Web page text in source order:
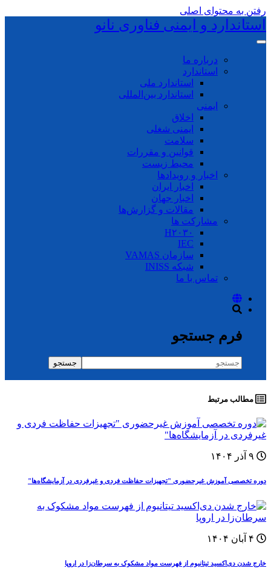
رفتن به محتوای اصلی
استاندارد و ایمنی فناوری نانو
درباره ما
استاندارد
استاندارد ملی
استاندارد بین‌المللی
ایمنی
اخلاق
ایمنی شغلی
سلامت
قوانین و مقررات
محیط زیست
اخبار و رویدادها
اخبار ایران
اخبار جهان
مقالات و گزارش‌ها
مشارکت ها
H۲۰۳۰
IEC
سازمان VAMAS
شبکه INISS
تماس با ما
فرم جستجو
جستجو
مطالب مرتبط
دوره‌ تخصصی آموزش غيرحضوری "تجهیزات حفاظت فردی و غیرفردی در آزمایشگاه‌ها"
خارج شدن دی‌اکسید تیتانیوم از فهرست مواد مشکوک به سرطان‌زا در اروپا